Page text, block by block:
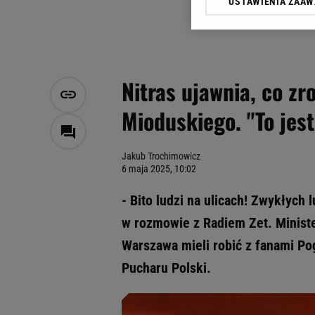
Nitras ujawnia, co
Mioduskiego. "To
Jakub Trochimowicz
6 maja 2025, 10:02
- Bito ludzi na ulicach! Zwykłych
w rozmowie z Radiem Zet.
Warszawa mieli robić z fanami
Pucharu Polski.
Klikając „Akceptuję”
Zaufanych Partnerów i
My, nasi Zaufani
Użycie dokładnych
Przechowywanie